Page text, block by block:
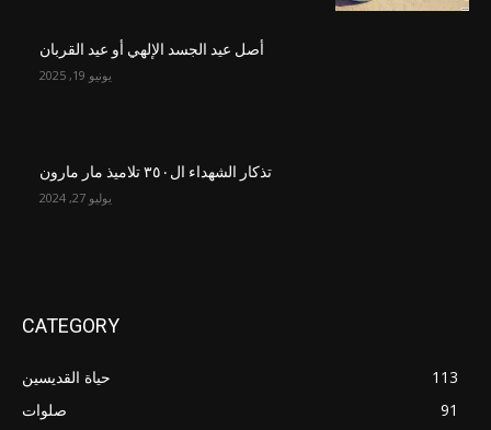
أصل عيد الجسد الإلهي أو عيد القربان
يونيو 19, 2025
تذكار الشهداء ال٣٥٠ تلاميذ مار مارون
يوليو 27, 2024
CATEGORY
حياة القديسين
113
صلوات
91